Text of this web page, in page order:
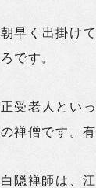
朝早く出掛け
ろです。
正受老人とい
の禅僧です。
白隠禅師は、